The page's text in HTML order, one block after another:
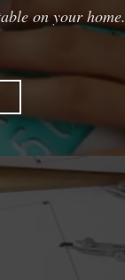
on your home.